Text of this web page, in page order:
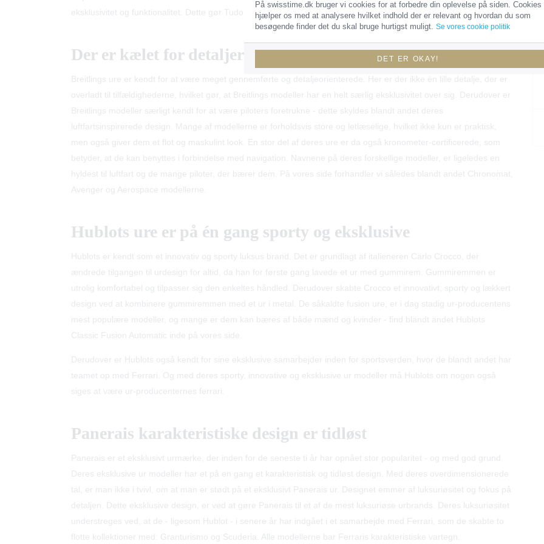
eksklusivitet og funktionalitet. Dette gør Tudor til et utroligt populært valg indenfor luksusure.
Der er kælet for detaljerne ved Breitlings ure
Breitlings ure er kendt for at være meget gennemførte og detaljeorienterede. Her er der ikke én lille detalje, der er
overladt til tilfældighederne, hvilket gør, at Breitlings modeller har en helt særlig eksklusivitet over sig. Derudover er
Breitlings modeller særligt kendt for at være piloters foretrukne - dette skyldes blandt andet deres
luftfartsinspirerede design. Mange af modellerne er forholdsvis store og letlæselige, hvilket ikke kun er praktisk,
men også giver dem et flot og maskulint look. En stor del af deres ure er da også kronometer-certificerede, som
betyder, at de kan benyttes i forbindelse med navigation. Navnene på deres forskellige modeller, er ligeledes en
hyldest til luftfart og de mange piloter, der bærer dem. På vores side forhandler vi således blandt andet Chronomat,
Avenger og Aerospace modellerne.
Hublots ure er på én gang sporty og eksklusive
Hublots er kendt som et innovativ og sporty luksus brand. Det er grundlagt af italieneren Carlo Crocco, der
ændrede tilgangen til urdesign for altid, da han for første gang lavede et ur med gummirem. Gummiremmen er
utrolig komfortabel og tilpasser sig den enkeltes håndled. Derudover skabte Crocco et innovativt, sporty og lækkert
design ved at kombinere gummiremmen med et ur i metal. De såkaldte fusion ure, er i dag stadig ur-producentens
mest populære modeller, og mange er dem kan bæres af både mænd og kvinder - find blandt andet Hublots
Classic Fusion Automatic inde på vores side.
Derudover er Hublots også kendt for sine eksklusive samarbejder inden for sportsverden, hvor de blandt andet har
teamet op med Ferrari. Og med deres sporty, innovative og eksklusive ur modeller må Hublots om nogen også
siges at være ur-producenternes ferrari.
Panerais karakteristiske design er tidløst
Panerais er et eksklusivt urmærke, der inden for de seneste ti år har opnået stor popularitet - og med god grund.
Deres eksklusive ur modeller har et på en gang et karakteristisk og tidløst design. Med deres overdimensionerede
tal, er man ikke i tvivl, om at man er stødt på et eksklusivt Panerais ur. Designet emmer af luksuriøsitet og fokus på
detaljen. Dette eksklusive design, er ved at gøre Panerais til et af de mest luksuriøse urbrands. Deres luksuriøsitet
understreges ved, at de - ligesom Hublot - i senere år har indgået i et samarbejde med Ferrari, som de skabte to
flotte kollektioner med: Granturismo og Scuderia. Alle modellerne bar Ferraris karakteristiske vartegn.
På swisstime.dk bruger vi cookies for at forbedre din oplevelse på siden. Cookies
hjælper os med at analysere hvilket indhold der er relevant og hvordan du som
besøgende finder det du skal bruge hurtigst muligt. Se vores cookie politik
DET ER OKAY!